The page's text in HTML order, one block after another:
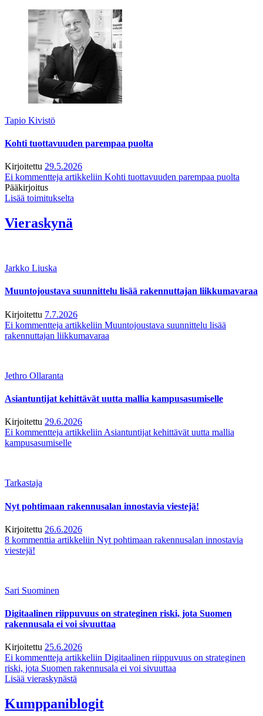
Tapio Kivistö
Kohti tuottavuuden parempaa puolta
Kirjoitettu 29.5.2026
Ei kommentteja artikkeliin Kohti tuottavuuden parempaa puolta
Pääkirjoitus
Lisää toimitukselta
Vieraskynä
Jarkko Liuska
Muuntojoustava suunnittelu lisää rakennuttajan liikkumavaraa
Kirjoitettu 7.7.2026
Ei kommentteja artikkeliin Muuntojoustava suunnittelu lisää
rakennuttajan liikkumavaraa
Jethro Ollaranta
Asiantuntijat kehittävät uutta mallia kampusasumiselle
Kirjoitettu 29.6.2026
Ei kommentteja artikkeliin Asiantuntijat kehittävät uutta mallia
kampusasumiselle
Tarkastaja
Nyt pohtimaan rakennusalan innostavia viestejä!
Kirjoitettu 26.6.2026
8 kommenttia artikkeliin Nyt pohtimaan rakennusalan innostavia
viestejä!
Sari Suominen
Digitaalinen riippuvuus on strateginen riski, jota Suomen
rakennusala ei voi sivuuttaa
Kirjoitettu 25.6.2026
Ei kommentteja artikkeliin Digitaalinen riippuvuus on strateginen
riski, jota Suomen rakennusala ei voi sivuuttaa
Lisää vieraskynästä
Kumppaniblogit